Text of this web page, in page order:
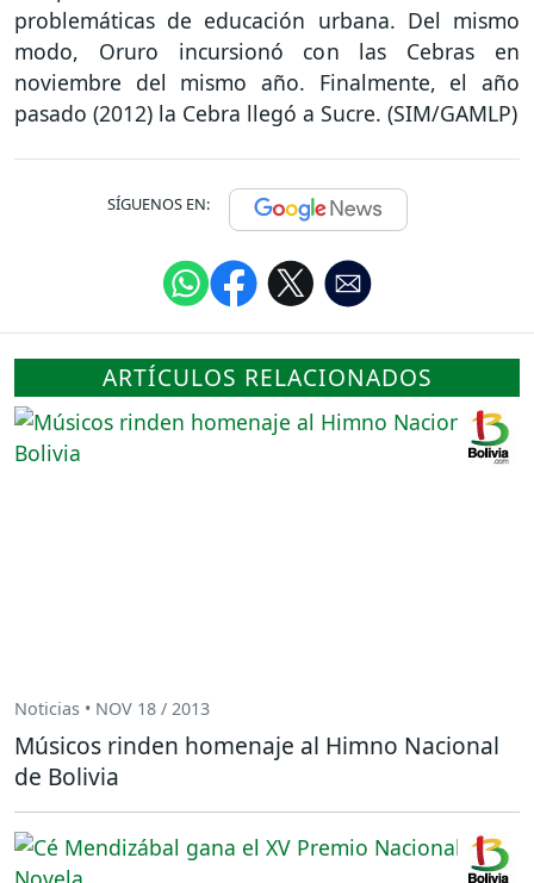
problemáticas de educación urbana. Del mismo
modo, Oruro incursionó con las Cebras en
noviembre del mismo año. Finalmente, el año
pasado (2012) la Cebra llegó a Sucre. (SIM/GAMLP)
SÍGUENOS EN:
ARTÍCULOS RELACIONADOS
Noticias • NOV 18 / 2013
Músicos rinden homenaje al Himno Nacional
de Bolivia